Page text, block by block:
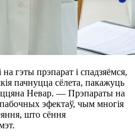
гэты прэпарат і спадзяёмся,
пачнуцца сёлета, пакажуць
Невар. — Прэпараты на
эфектаў, чым многія
што сёння